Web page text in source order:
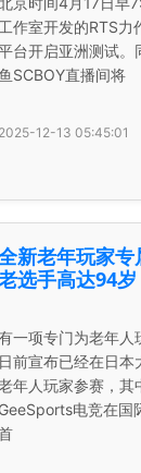
工作室开发的RTS
台开启亚洲测试
SCBOY直播间将
2025-12-13 05:45:01
新老年玩家
选手高达94岁
一项专门为老年
日前宣布已经在日
年人玩家参赛，其
GeeSports电竞在国